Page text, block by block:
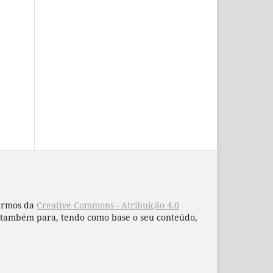
da Creative Commons - Atribuição 4.0
para, tendo como base o seu conteúdo,